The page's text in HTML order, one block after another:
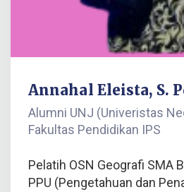
Annahal Eleista, S.
Alumni UNJ (Univeristas
Fakultas Pendidikan IPS
Pelatih OSN Geografi SMA
PPU (Pengetahuan dan